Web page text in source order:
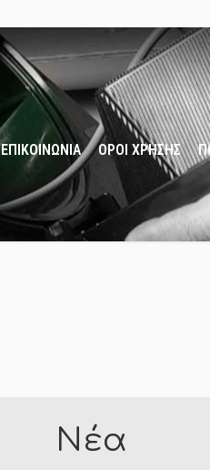
ΕΠΙΚΟΙΝΩΝΙΑ ΟΡΟΙ ΧΡΗΣΗΣ
Νέα